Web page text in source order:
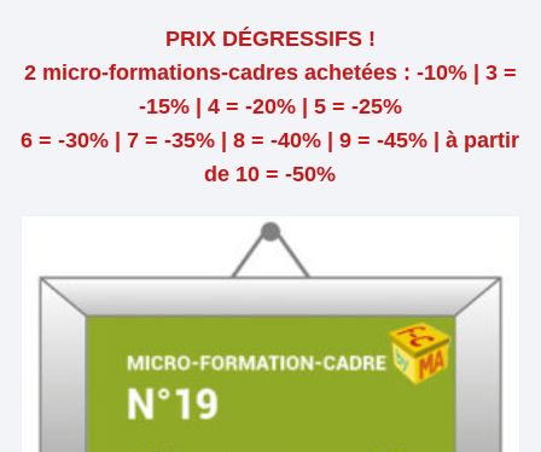
PRIX DÉGRESSIFS !
2 micro-formations-cadres achetées : -10% | 3 =
-15% | 4 = -20% | 5 = -25%
6 = -30% | 7 = -35% | 8 = -40% | 9 = -45% | à partir
de 10 = -50%